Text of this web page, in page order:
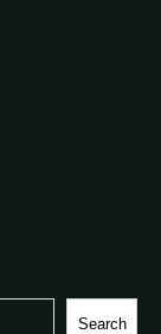
Search